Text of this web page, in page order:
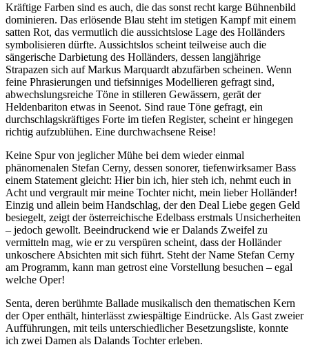
Kräftige Farben sind es auch, die das sonst recht karge Bühnenbild
dominieren. Das erlösende Blau steht im stetigen Kampf mit einem
satten Rot, das vermutlich die aussichtslose Lage des Holländers
symbolisieren dürfte. Aussichtslos scheint teilweise auch die
sängerische Darbietung des Holländers, dessen langjährige
Strapazen sich auf Markus Marquardt abzufärben scheinen. Wenn
feine Phrasierungen und tiefsinniges Modellieren gefragt sind,
abwechslungsreiche Töne in stilleren Gewässern, gerät der
Heldenbariton etwas in Seenot. Sind raue Töne gefragt, ein
durchschlagskräftiges Forte im tiefen Register, scheint er hingegen
richtig aufzublühen. Eine durchwachsene Reise!
Keine Spur von jeglicher Mühe bei dem wieder einmal
phänomenalen Stefan Cerny, dessen sonorer, tiefenwirksamer Bass
einem Statement gleicht: Hier bin ich, hier steh ich, nehmt euch in
Acht und vergrault mir meine Tochter nicht, mein lieber Holländer!
Einzig und allein beim Handschlag, der den Deal Liebe gegen Geld
besiegelt, zeigt der österreichische Edelbass erstmals Unsicherheiten
– jedoch gewollt. Beeindruckend wie er Dalands Zweifel zu
vermitteln mag, wie er zu verspüren scheint, dass der Holländer
unkoschere Absichten mit sich führt. Steht der Name Stefan Cerny
am Programm, kann man getrost eine Vorstellung besuchen – egal
welche Oper!
Senta, deren berühmte Ballade musikalisch den thematischen Kern
der Oper enthält, hinterlässt zwiespältige Eindrücke. Als Gast zweier
Aufführungen, mit teils unterschiedlicher Besetzungsliste, konnte
ich zwei Damen als Dalands Tochter erleben.